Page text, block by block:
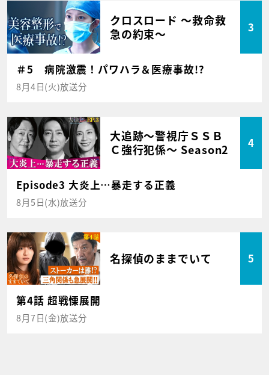
クロスロード ～救命救
急の約束～
3
＃5 病院激震！パワハラ＆医療事故!?
8月4日(火)放送分
大追跡～警視庁ＳＳＢ
Ｃ強行犯係～ Season2
4
Episode3 大炎上…暴走する正義
8月5日(水)放送分
名探偵のままでいて 5
第4話 超戦慄展開
8月7日(金)放送分